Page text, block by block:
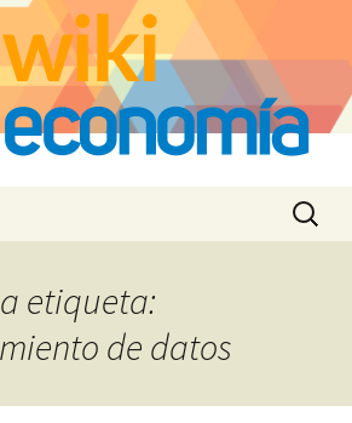
Buscar:
etiqueta:
de datos